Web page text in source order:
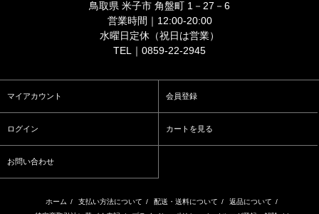
鳥取県 米子市 角盤町 1－27－6
営業時間｜12:00-20:00
水曜日定休（祝日は営業）
TEL｜0859-22-2945
マイアカウント 会員登録
ログイン カートを見る
お問い合わせ
ホーム / 支払い方法について / 配送・送料について / 返品について /